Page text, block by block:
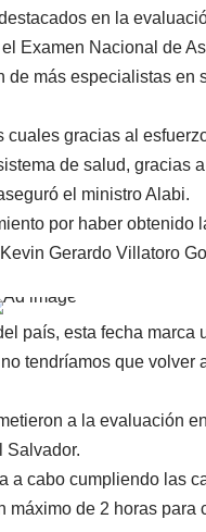
en la
Examen Nacional de
más especialistas en
gracias al
de salud, gracias
el ministro Alabi.
por haber obtenido
Gerardo Villatoro
país, esta fecha marca
tendríamos que volver
a la evaluación
Salvador.
a cabo cumpliendo las
de 2 horas para